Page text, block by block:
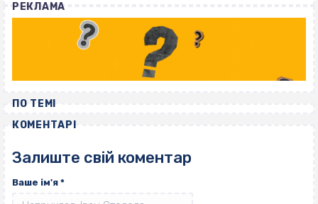
РЕКЛАМА
ПО ТЕМІ
КОМЕНТАРІ
Залиште свій коментар
Ваше ім'я *